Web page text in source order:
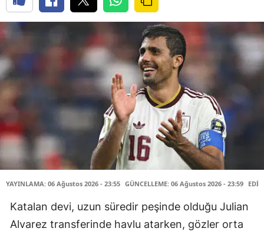
YAYINLAMA: 06 Ağustos 2026 - 23:55 GÜNCELLEME: 06 Ağustos 2026 - 23:59
Katalan devi, uzun süredir peşinde olduğu Julian
Alvarez transferinde havlu atarken, gözler orta